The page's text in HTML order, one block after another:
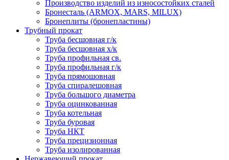
Производство изделий из износостойких сталей
Бронесталь (ARMOX, MARS, MILUX)
Бронеплиты (бронепластины)
Трубный прокат
Труба бесшовная г/к
Труба бесшовная х/к
Труба профильная св.
Труба профильная г/к
Труба прямошовная
Труба спиралешовная
Труба большого диаметра
Труба оцинкованная
Труба котельная
Труба буровая
Труба НКТ
Труба прецизионная
Труба изолированная